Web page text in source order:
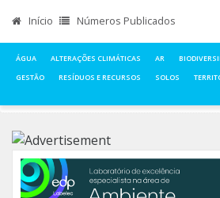
Início Números Publicados
ÁGUA ALTERAÇÕES CLIMÁTICAS AR
GESTÃO
RESÍDUOS E RECURSOS SOLOS